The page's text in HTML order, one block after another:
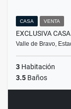
CASA VENTA
EXCLUSIVA
Valle de Bravo,
3 Habitación
3.5 Baños